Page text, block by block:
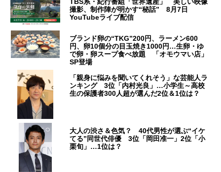
撮影、制作陣が明かす“秘話” 8月7日
YouTubeライブ配信
ブランド卵の“TKG”200円、ラーメン600
円、卵10個分の目玉焼き1000円…生卵・ゆ
で卵・卵スープ食べ放題 「オモウマい店」
SP登場
「親身に悩みを聞いてくれそう」な芸能人ラ
ンキング 3位「内村光良」…小学生～高校
生の保護者300人超が選んだ2位＆1位は？
大人の渋さ＆色気？ 40代男性が選ぶ“イケ
てる”同世代俳優 3位「岡田准一」2位「小
栗旬」…1位は？